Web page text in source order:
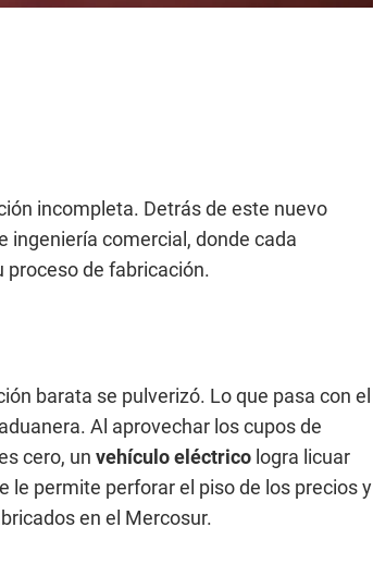
incompleta. Detrás de este nuevo
ingeniería comercial, donde cada
proceso de fabricación.
barata se pulverizó. Lo que pasa con el
Al aprovechar los cupos de
cero, un vehículo eléctrico logra licuar
le permite perforar el piso de los precios y
en el Mercosur.